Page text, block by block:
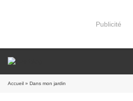
Publicité
Accueil » Dans mon jardin